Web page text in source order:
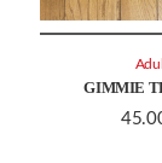
GIMMIE